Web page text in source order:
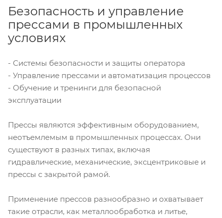
Безопасность и управление
прессами в промышленных
условиях
- Системы безопасности и защиты оператора
- Управление прессами и автоматизация процессов
- Обучение и тренинги для безопасной
эксплуатации
Прессы являются эффективным оборудованием,
неотъемлемым в промышленных процессах. Они
существуют в разных типах, включая
гидравлические, механические, эксцентриковые и
прессы с закрытой рамой.
Применение прессов разнообразно и охватывает
такие отрасли, как металлообработка и литье,